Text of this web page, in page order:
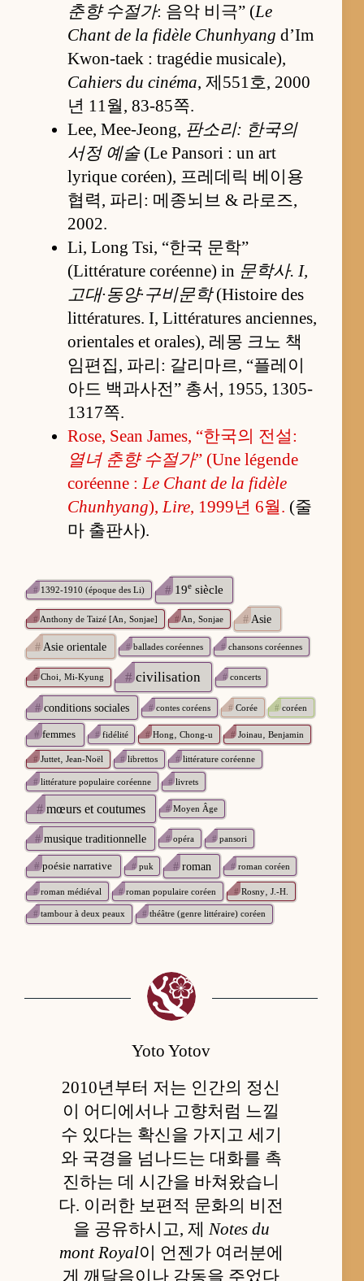
춘향 수절가: 음악 비극” (Le
Chant de la fidèle Chunhyang d’Im
Kwon-taek : tragédie musicale),
Cahiers du cinéma, 제551호, 2000
년 11월, 83-85쪽.
Lee, Mee-Jeong, 판소리: 한국의
서정 예술(Le Pansori : un art
lyrique coréen), 프레데릭 베이용
협력, 파리: 메종뇌브 & 라로즈,
2002.
Li, Long Tsi, “한국 문학”
(Littérature coréenne) in 문학사. I,
고대·동양·구비문학(Histoire des
littératures. I, Littératures anciennes,
orientales et orales), 레몽 크노 책
임편집, 파리: 갈리마르, “플레이
아드 백과사전” 총서, 1955, 1305-
1317쪽.
Rose, Sean James, “한국의 전설:
열녀 춘향 수절가” (Une légende
coréenne :Le Chant de la fidèle
Chunhyang),Lire, 1999년 6월. (줄
마 출판사).
#1392-1910 (époque des Li) #19esiècle
#Anthony de Taizé [An‚ Sonjae] #An‚ Sonjae #Asie
#Asie orientale #ballades coréennes #chansons coréennes
#Choi‚ Mi-Kyung #civilisation #concerts
#conditions sociales #contes coréens #Corée #coréen
# femmes #fidélité #Hong‚ Chong-u #Joinau‚ Benjamin
#Juttet‚ Jean-Noël #librettos #littérature coréenne
#littérature populaire coréenne #livrets
#mœurs et coutumes #Moyen Âge
#musique traditionnelle #opéra #pansori
# poésie narrative #puk #roman #roman coréen
#roman médiéval #roman populaire coréen #Rosny‚ J.-H.
#tambour à deux peaux #théâtre (genre littéraire) coréen
Yoto Yotov
2010년부터 저는 인간의 정신
이 어디에서나 고향처럼 느낄
수 있다는 확신을 가지고 세기
와 국경을 넘나드는 대화를 촉
진하는 데 시간을 바쳐왔습니
다. 이러한 보편적 문화의 비전
을 공유하시고, 제 Notes du
mont Royal이 언젠가 여러분에
게 깨달음이나 감동을 주었다